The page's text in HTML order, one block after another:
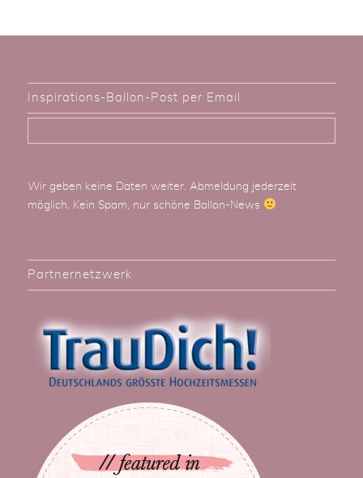
Inspirations-Ballon-Post per Email
Wir geben keine Daten weiter. Abmeldung jederzeit
möglich. Kein Spam, nur schöne Ballon-News
Partnernetzwerk